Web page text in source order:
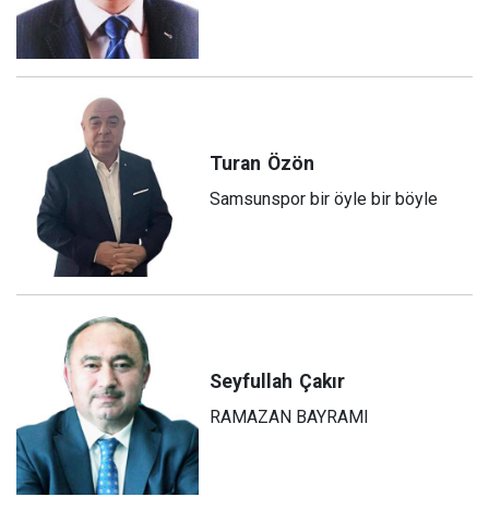
Turan Özön
Samsunspor bir öyle bir böyle
Seyfullah Çakır
RAMAZAN BAYRAMI